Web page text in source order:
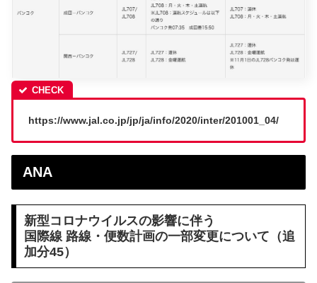
https://www.jal.co.jp/jp/ja/info/2020/inter/201001_04/
ANA
新型コロナウイルスの影響に伴う
国際線 路線・便数計画の一部変更について（追
加分45）